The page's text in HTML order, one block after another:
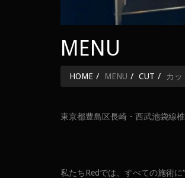
MENU
HOME MENU CUT カッ
東京都豊島区長崎・西武池袋線
私たちRedでは、すべての施術に